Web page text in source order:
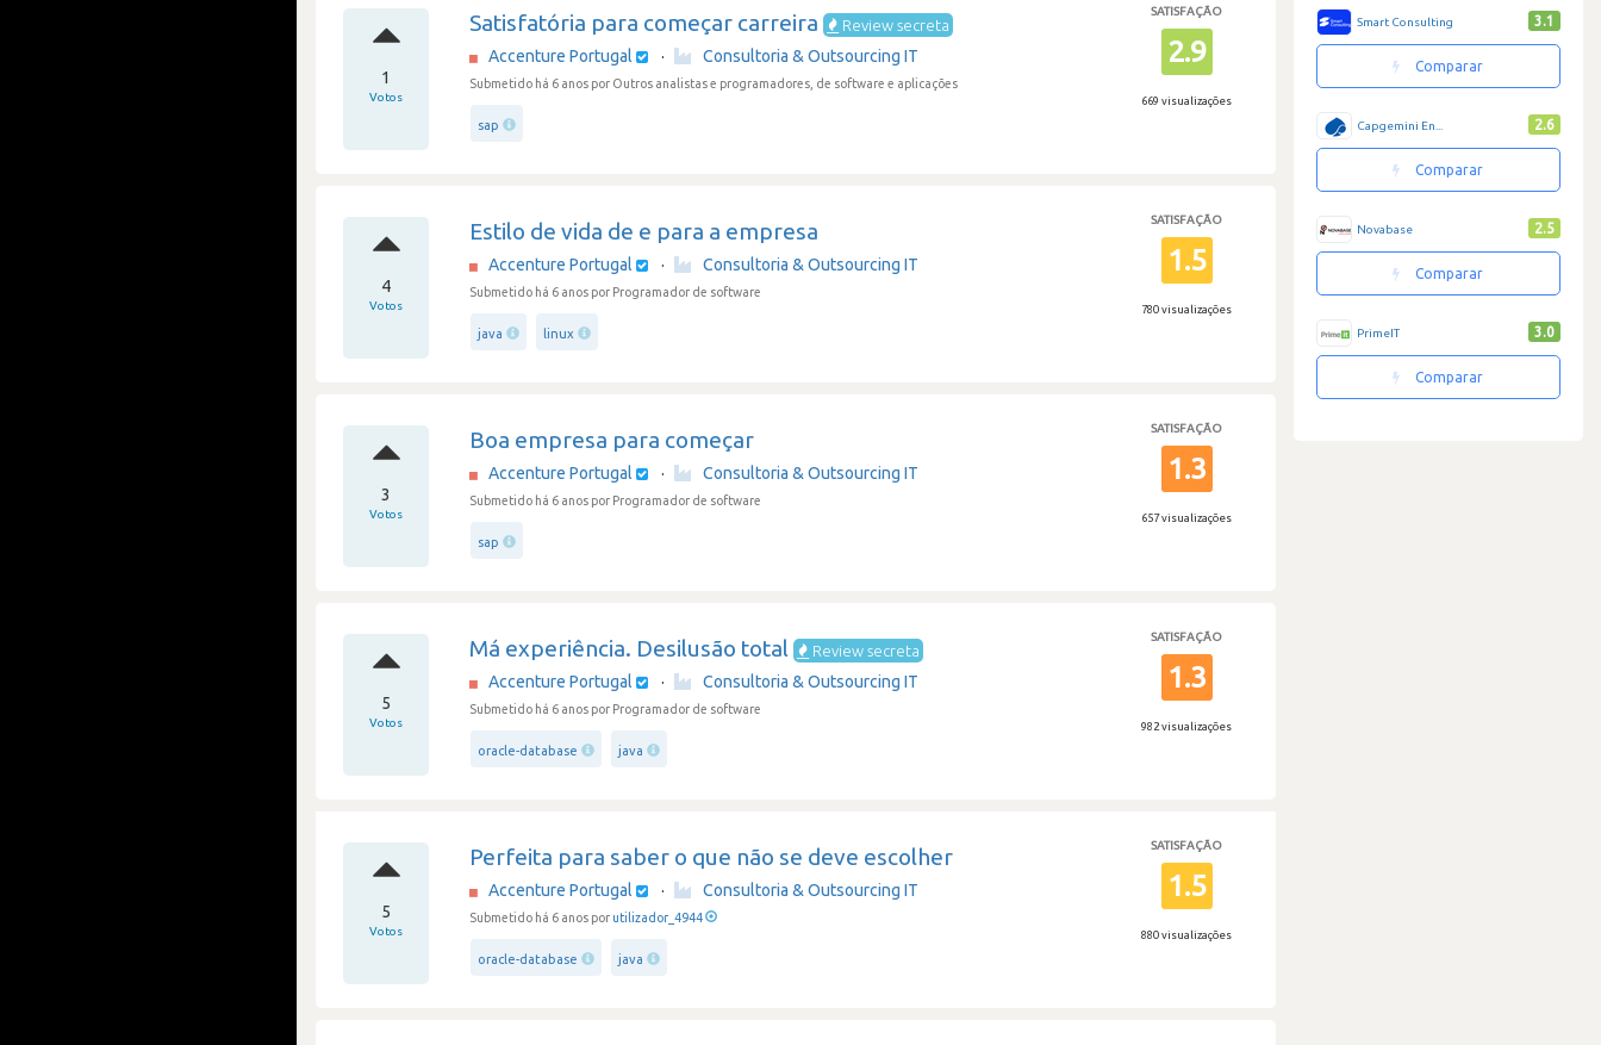
1
Votos
Satisfatória para começar carreira Review secreta
Accenture Portugal · Consultoria & Outsourcing IT
Submetido há 6 anos por Outros analistas e programadores, de software e aplicações
sap
SATISFAÇÃO
2.9
669 visualizações
4
Votos
Estilo de vida de e para a empresa
Accenture Portugal · Consultoria & Outsourcing IT
Submetido há 6 anos por Programador de software
java linux
SATISFAÇÃO
1.5
780 visualizações
3
Votos
Boa empresa para começar
Accenture Portugal · Consultoria & Outsourcing IT
Submetido há 6 anos por Programador de software
sap
SATISFAÇÃO
1.3
657 visualizações
5
Votos
Má experiência. Desilusão total Review secreta
Accenture Portugal · Consultoria & Outsourcing IT
Submetido há 6 anos por Programador de software
oracle-database java
SATISFAÇÃO
1.3
982 visualizações
5
Votos
Perfeita para saber o que não se deve escolher
Accenture Portugal · Consultoria & Outsourcing IT
Submetido há 6 anos por utilizador_4944
oracle-database java
SATISFAÇÃO
1.5
880 visualizações
Smart Consulting 3.1
Comparar
Capgemini En... 2.6
Comparar
Novabase 2.5
Comparar
PrimeIT 3.0
Comparar